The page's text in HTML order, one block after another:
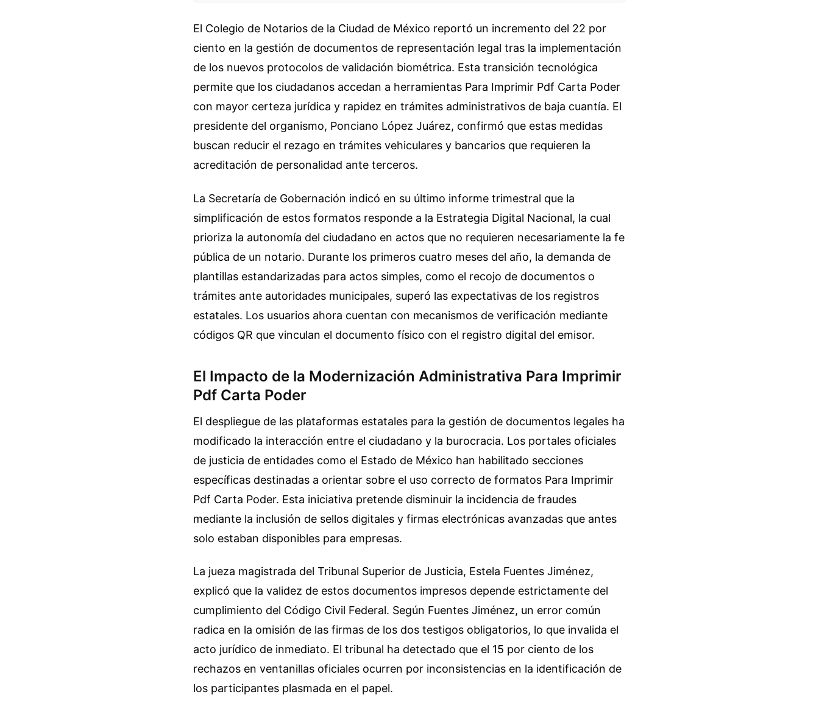
El Colegio de Notarios de la Ciudad de México reportó un incremento del 22 por
ciento en la gestión de documentos de representación legal tras la implementación
de los nuevos protocolos de validación biométrica. Esta transición tecnológica
permite que los ciudadanos accedan a herramientas Para Imprimir Pdf Carta Poder
con mayor certeza jurídica y rapidez en trámites administrativos de baja cuantía. El
presidente del organismo, Ponciano López Juárez, confirmó que estas medidas
buscan reducir el rezago en trámites vehiculares y bancarios que requieren la
acreditación de personalidad ante terceros.
La Secretaría de Gobernación indicó en su último informe trimestral que la
simplificación de estos formatos responde a la Estrategia Digital Nacional, la cual
prioriza la autonomía del ciudadano en actos que no requieren necesariamente la fe
pública de un notario. Durante los primeros cuatro meses del año, la demanda de
plantillas estandarizadas para actos simples, como el recojo de documentos o
trámites ante autoridades municipales, superó las expectativas de los registros
estatales. Los usuarios ahora cuentan con mecanismos de verificación mediante
códigos QR que vinculan el documento físico con el registro digital del emisor.
El Impacto de la Modernización Administrativa Para Imprimir
Pdf Carta Poder
El despliegue de las plataformas estatales para la gestión de documentos legales ha
modificado la interacción entre el ciudadano y la burocracia. Los portales oficiales
de justicia de entidades como el Estado de México han habilitado secciones
específicas destinadas a orientar sobre el uso correcto de formatos Para Imprimir
Pdf Carta Poder. Esta iniciativa pretende disminuir la incidencia de fraudes
mediante la inclusión de sellos digitales y firmas electrónicas avanzadas que antes
solo estaban disponibles para empresas.
La jueza magistrada del Tribunal Superior de Justicia, Estela Fuentes Jiménez,
explicó que la validez de estos documentos impresos depende estrictamente del
cumplimiento del Código Civil Federal. Según Fuentes Jiménez, un error común
radica en la omisión de las firmas de los dos testigos obligatorios, lo que invalida el
acto jurídico de inmediato. El tribunal ha detectado que el 15 por ciento de los
rechazos en ventanillas oficiales ocurren por inconsistencias en la identificación de
los participantes plasmada en el papel.